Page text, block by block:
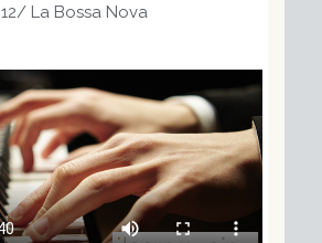
12/ La Bossa Nova